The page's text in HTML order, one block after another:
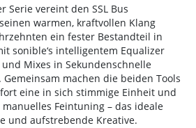
Serie vereint den SSL Bus
warmen, kraftvollen Klang
ein fester Bestandteil in
sonible‘s intelligentem Equalizer
Mixes in Sekundenschnelle
machen die beiden Tools
eine in sich stimmige Einheit und
Feintuning – das ideale
und aufstrebende Kreative.